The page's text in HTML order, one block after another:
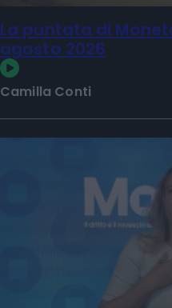
La puntata di
agosto 2026
Camilla Conti